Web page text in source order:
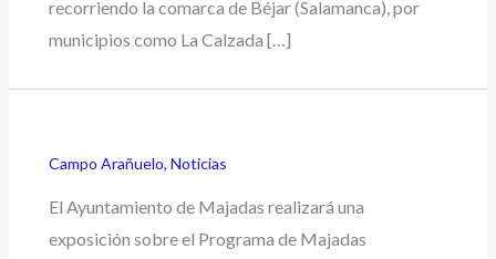
recorriendo la comarca de Béjar (Salamanca), por
municipios como La Calzada […]
Campo Arañuelo,Noticias
El Ayuntamiento de Majadas realizará una
exposición sobre el Programa de Majadas